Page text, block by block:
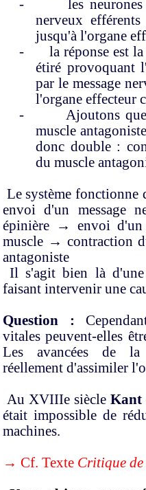
-
les
nerveux
jusqu'à l'organe
-
la réponse est
étiré provoquant
par le message
l'organe effecteur
-
Ajoutons
muscle
donc double :
du muscle
Le système
envoi d'un message
épinière → envoi d'un
muscle → contraction
antagoniste
Il s'agit bien là d'une
faisant intervenir une
Question :
vitales peuvent-elles
Les avancées de la
réellement d'assimiler
Au XVIIIe siècle Kant
était impossible de
machines.
→ Cf. Texte Critique